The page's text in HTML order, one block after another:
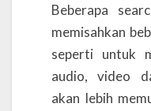
Beberapa
memisahkan
seperti untuk
audio, video
akan lebih